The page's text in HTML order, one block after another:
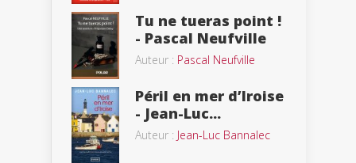
Tu ne tueras point !
- Pascal Neufville
Auteur : Pascal Neufville
Péril en mer d’Iroise
- Jean-Luc...
Auteur : Jean-Luc Bannalec